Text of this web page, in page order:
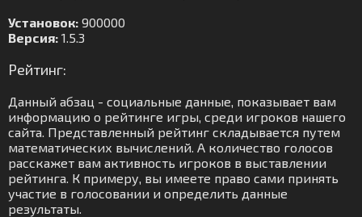
Установок: 900000
Версия: 1.5.3
Рейтинг:
Данный абзац - социальные данные, показывает вам
информацию о рейтинге игры, среди игроков нашего
сайта. Представленный рейтинг складывается путем
математических вычислений. А количество голосов
расскажет вам активность игроков в выставлении
рейтинга. К примеру, вы имеете право сами принять
участие в голосовании и определить данные
результаты.